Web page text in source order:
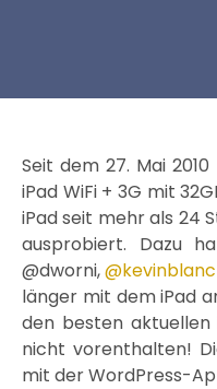
Seit dem 27. Mai
iPad WiFi + 3G mit
iPad seit mehr als 24
ausprobiert. Dazu
@dworni,@kevinblanc
länger mit dem iPad
den besten
nicht vorenthalten!
mit der WordPress-